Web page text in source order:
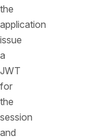
the
application
issue
a
JWT
for
the
session
and